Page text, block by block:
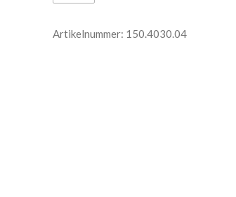
Artikelnummer: 150.4030.04